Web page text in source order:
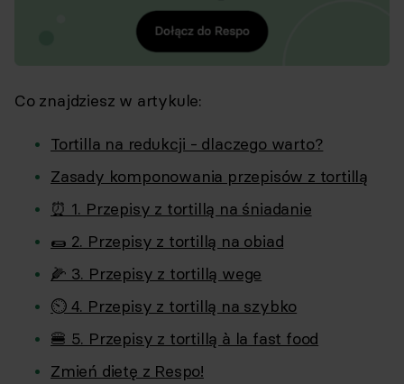
Co znajdziesz w artykule:
Tortilla na redukcji - dlaczego warto?
Zasady komponowania przepisów z tortillą
⏰ 1. Przepisy z tortillą na śniadanie
🌯 2. Przepisy z tortillą na obiad
🌽 3. Przepisy z tortillą wege
⏲ 4. Przepisy z tortillą na szybko
🍔 5. Przepisy z tortillą à la fast food
Zmień dietę z Respo!